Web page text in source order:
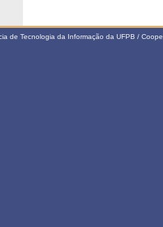
de Tecnologia da Informação da UFPB /